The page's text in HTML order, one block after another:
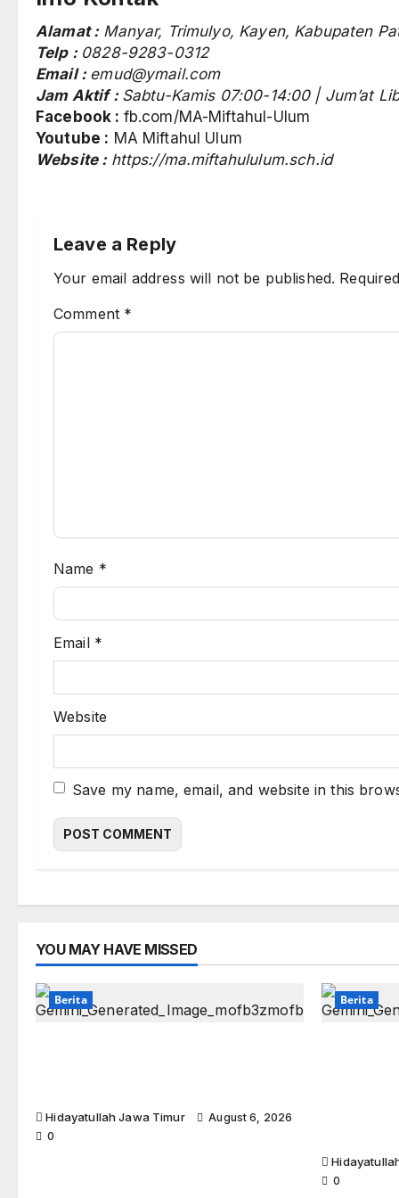
Alamat :Manyar, Trimulyo, Kayen, Kabupaten
Telp : 0828-9283-0312
Email : emud@ymail.com
Jam Aktif : Sabtu-Kamis 07:00-14:00 | Jum’at
Facebook : fb.com/MA-Miftahul-Ulum
Youtube : MA Miftahul Ulum
Website : https://ma.miftahululum.sch.id
Leave a Reply
Your email address will not be published.
Comment *
Name *
Email *
Website
Save my name, email, and website in this
YOU MAY HAVE MISSED
Berita
Hidayatullah Jawa Timur
August 6, 2026
0
Berita
0